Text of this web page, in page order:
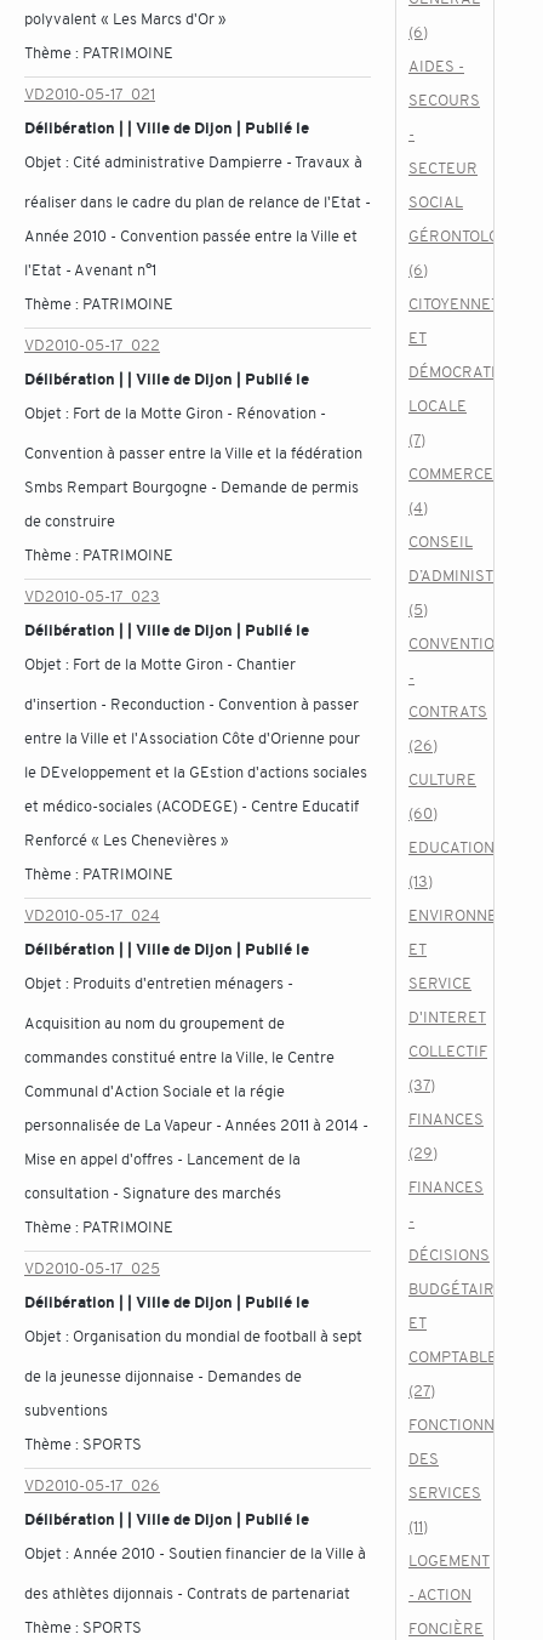
polyvalent « Les Marcs d'Or »
Thème : PATRIMOINE
VD2010-05-17_021
Délibération | | Ville de Dijon | Publié le
Objet : Cité administrative Dampierre - Travaux à
réaliser dans le cadre du plan de relance de l'Etat -
Année 2010 - Convention passée entre la Ville et
l'Etat - Avenant n°1
Thème : PATRIMOINE
VD2010-05-17_022
Délibération | | Ville de Dijon | Publié le
Objet : Fort de la Motte Giron - Rénovation -
Convention à passer entre la Ville et la fédération
Smbs Rempart Bourgogne - Demande de permis
de construire
Thème : PATRIMOINE
VD2010-05-17_023
Délibération | | Ville de Dijon | Publié le
Objet : Fort de la Motte Giron - Chantier
d'insertion - Reconduction - Convention à passer
entre la Ville et l'Association Côte d'Orienne pour
le DEveloppement et la GEstion d'actions sociales
et médico-sociales (ACODEGE) - Centre Educatif
Renforcé « Les Chenevières »
Thème : PATRIMOINE
VD2010-05-17_024
Délibération | | Ville de Dijon | Publié le
Objet : Produits d'entretien ménagers -
Acquisition au nom du groupement de
commandes constitué entre la Ville, le Centre
Communal d'Action Sociale et la régie
personnalisée de La Vapeur - Années 2011 à 2014 -
Mise en appel d'offres - Lancement de la
consultation - Signature des marchés
Thème : PATRIMOINE
VD2010-05-17_025
Délibération | | Ville de Dijon | Publié le
Objet : Organisation du mondial de football à sept
de la jeunesse dijonnaise - Demandes de
subventions
Thème : SPORTS
VD2010-05-17_026
Délibération | | Ville de Dijon | Publié le
Objet : Année 2010 - Soutien financier de la Ville à
des athlètes dijonnais - Contrats de partenariat
Thème : SPORTS
(6)
AIDES -
SECOURS
-
SECTEUR
SOCIAL
(6)
CITOYENNETÉ
ET
DÉMOCRATIE
LOCALE
(7)
COMMERCE
(4)
CONSEIL
(5)
CONVENTIONS
-
CONTRATS
(26)
CULTURE
(60)
EDUCATION
(13)
ENVIRONNEMENT
ET
SERVICE
D'INTERET
COLLECTIF
(37)
FINANCES
(29)
FINANCES
-
DÉCISIONS
BUDGÉTAIRES
ET
COMPTABLES
(27)
DES
SERVICES
(11)
LOGEMENT
- ACTION
FONCIÈRE